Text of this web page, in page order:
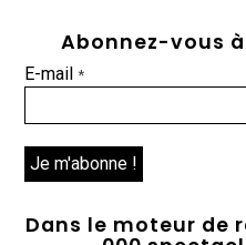
Abonnez-vous
E-mail*
Dans le moteur de